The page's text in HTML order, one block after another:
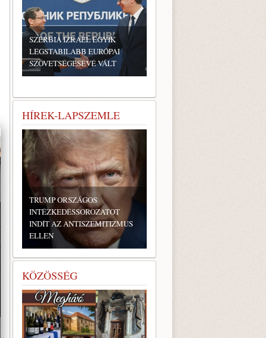
SZERBIA IZRAEL EGYIK
LEGSTABILABB EURÓPAI
SZÖVETSÉGESÉVÉ VÁLT
HÍREK-LAPSZEMLE
TRUMP ORSZÁGOS
INTÉZKEDÉSSOROZATOT
INDÍT AZ ANTISZEMITIZMUS
ELLEN
KÖZÖSSÉG